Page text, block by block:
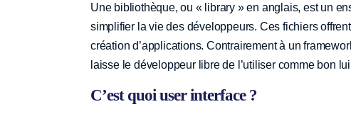
Une bibliothèque, ou « library » en anglais, est un
simplifier la vie des développeurs. Ces fichiers
création d’applications. Contrairement à un
laisse le développeur libre de l’utiliser comme bon
C’est quoi user interface ?